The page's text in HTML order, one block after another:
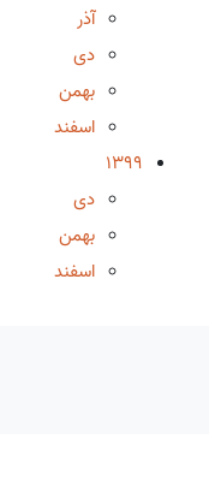
آذر
دی
بهمن
اسفند
1399
دی
بهمن
اسفند